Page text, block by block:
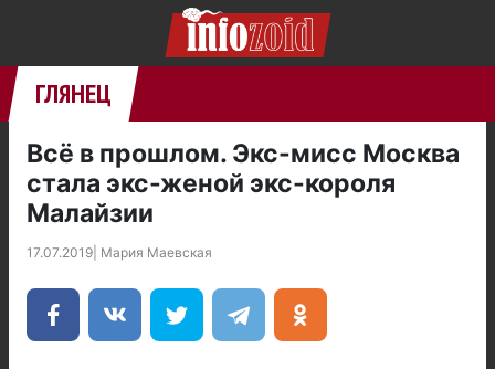
ГЛЯНЕЦ
Всё в прошлом. Экс-мисс Москва
стала экс-женой экс-короля
Малайзии
17.07.2019 Мария Маевская